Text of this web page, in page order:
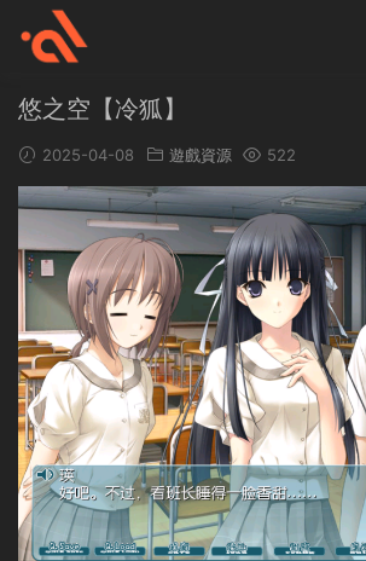
悠之空【冷狐】
2025-04-08 遊戲資源 522